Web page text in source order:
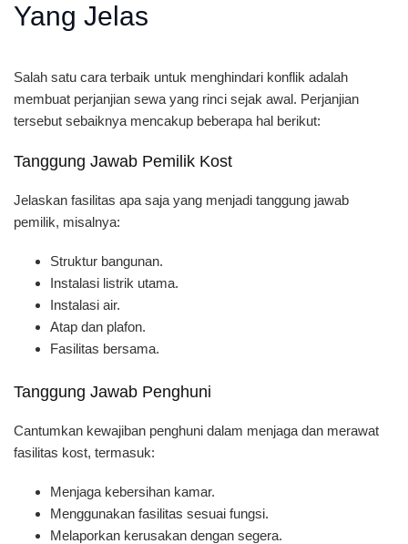
Yang Jelas
Salah satu cara terbaik untuk menghindari konflik adalah
membuat perjanjian sewa yang rinci sejak awal. Perjanjian
tersebut sebaiknya mencakup beberapa hal berikut:
Tanggung Jawab Pemilik Kost
Jelaskan fasilitas apa saja yang menjadi tanggung jawab
pemilik, misalnya:
Struktur bangunan.
Instalasi listrik utama.
Instalasi air.
Atap dan plafon.
Fasilitas bersama.
Tanggung Jawab Penghuni
Cantumkan kewajiban penghuni dalam menjaga dan merawat
fasilitas kost, termasuk:
Menjaga kebersihan kamar.
Menggunakan fasilitas sesuai fungsi.
Melaporkan kerusakan dengan segera.